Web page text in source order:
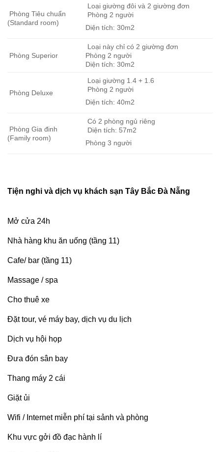
Phòng Tiêu chuẩn
(Standard room)
Loại giường đôi và 2 giường đơn
Phòng 2 người
Diện tích: 30m2
Phòng Superior
Loại này chỉ có 2 giường đơn
Phòng 2 người
Diện tích: 30m2
Phòng Deluxe
Loại giường 1.4 + 1.6
Phòng 2 người
Diện tích: 40m2
Phòng Gia đinh
(Family room)
Có 2 phòng ngủ riêng
Diện tích: 57m2
Phòng 3 người
Tiện nghi và dịch vụ khách sạn Tây Bắc Đà Nẵng
Mở cửa 24h
Nhà hàng khu ăn uống (tầng 11)
Cafe/ bar (tầng 11)
Massage / spa
Cho thuê xe
Đặt tour, vé máy bay, dịch vụ du lịch
Dịch vụ hội họp
Đưa đón sân bay
Thang máy 2 cái
Giặt ủi
Wifi / Internet miễn phí tại sảnh và phòng
Khu vực gởi đồ đạc hành lí